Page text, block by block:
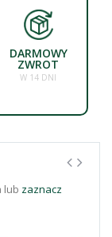
DARMOWY
ZWROT
W 14 DNI
lub zaznacz